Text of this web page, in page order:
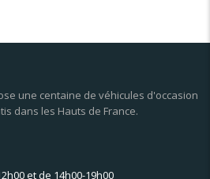
une centaine de véhicules d'occasion
dans les Hauts de France.
et de 14h00-19h00